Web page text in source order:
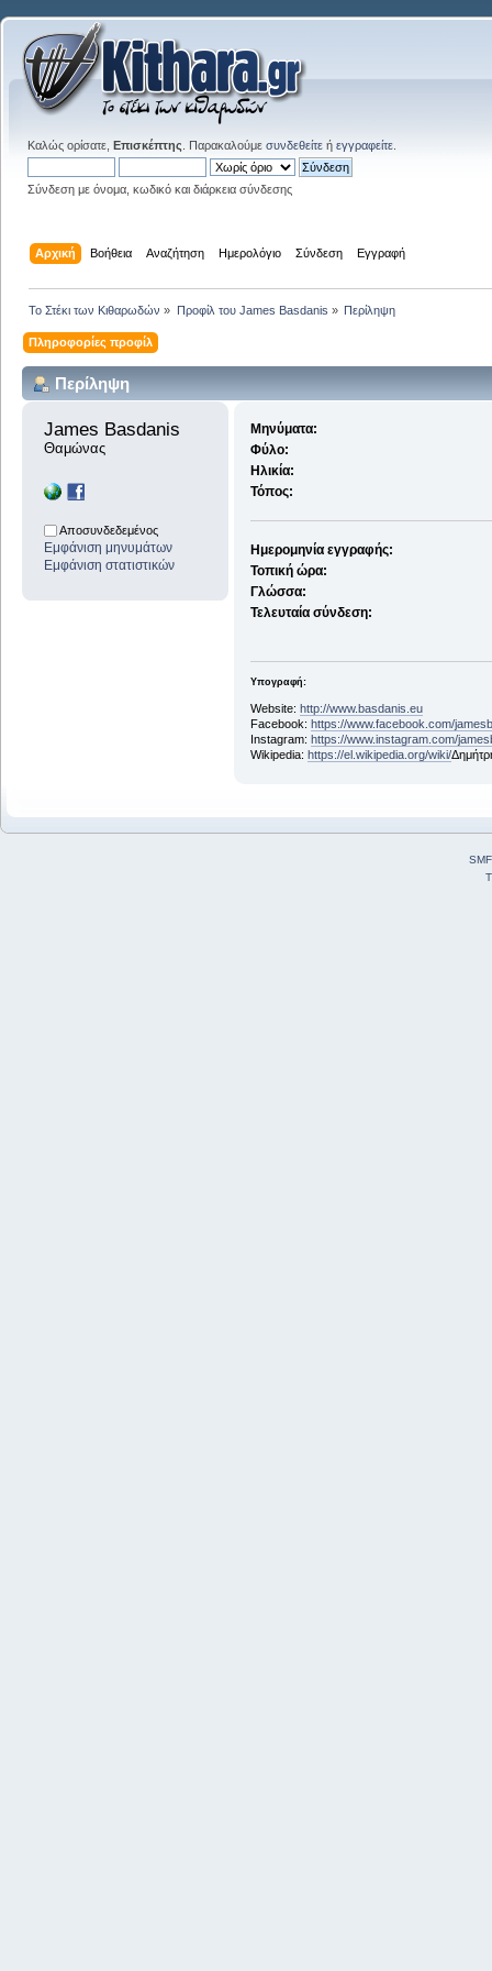
Καλώς ορίσατε, Επισκέπτης . Παρακαλούμε συνδεθείτε ή εγγραφείτε
Σύνδεση με όνομα, κωδικό και διάρκεια σύνδεσης
Αρχική Βοήθεια Αναζήτηση Ημερολόγιο Σύνδεση Εγγραφή
Το Στέκι των Κιθαρωδών » Προφίλ του James Basdanis » Περίληψη
Πληροφορίες προφίλ
Περίληψη
James Basdanis
Θαμώνας
Αποσυνδεδεμένος
Εμφάνιση μηνυμάτων
Εμφάνιση στατιστικών
Μηνύματα:
Φύλο:
Ηλικία:
Τόπος:
Ημερομηνία εγγραφής:
Τοπική ώρα:
Γλώσσα:
Τελευταία σύνδεση:
Υπογραφή:
Website: http://www.basdanis.eu
Facebook: https://www.facebook.com/
Instagram: https://www.instagram.com/
Wikipedia: https://el.wikipedia.org/wiki/